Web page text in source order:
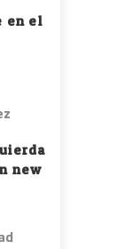
en el
new